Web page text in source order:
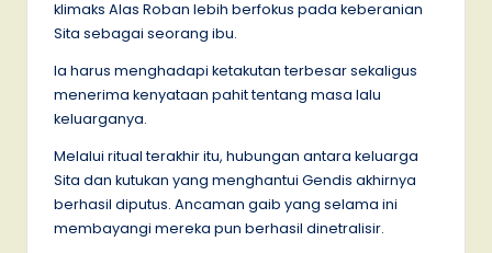
klimaks Alas Roban lebih berfokus pada keberanian
Sita sebagai seorang ibu.
Ia harus menghadapi ketakutan terbesar sekaligus
menerima kenyataan pahit tentang masa lalu
keluarganya.
Melalui ritual terakhir itu, hubungan antara keluarga
Sita dan kutukan yang menghantui Gendis akhirnya
berhasil diputus. Ancaman gaib yang selama ini
membayangi mereka pun berhasil dinetralisir.